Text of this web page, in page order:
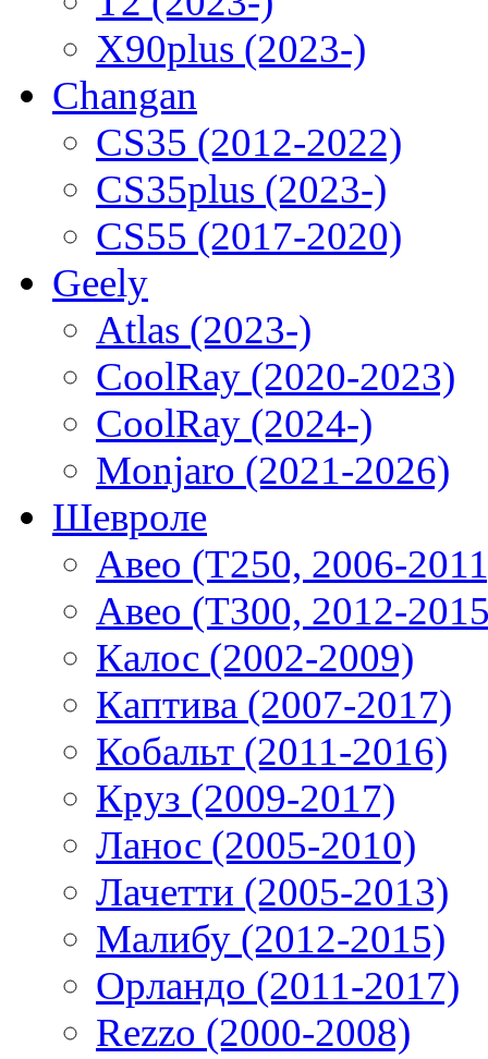
X90plus (2023-)
Changan
CS35 (2012-2022)
CS35plus (2023-)
CS55 (2017-2020)
Geely
Atlas (2023-)
CoolRay (2020-2023)
CoolRay (2024-)
Monjaro (2021-2026)
Шевроле
Авео (T250, 2006-
Авео (T300, 2012-
Калос (2002-2009)
Каптива (2007-2017)
Кобальт (2011-2016)
Круз (2009-2017)
Ланос (2005-2010)
Лачетти (2005-2013)
Малибу (2012-2015)
Орландо (2011-2017)
Rezzo (2000-2008)